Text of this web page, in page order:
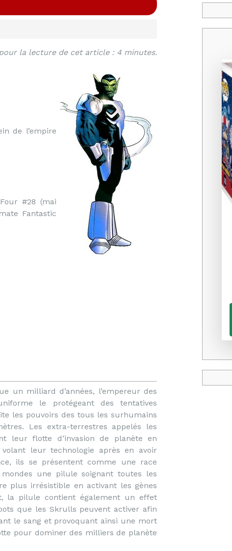
la lecture de cet article : 4 minutes.
de l’empire
#28 (mai
Fantastic
un milliard d’années, l’empereur des
le protégeant des tentatives
les pouvoirs des tous les surhumains
Les extra-terrestres appelés les
leur flotte d’invasion de planète en
leur technologie après en avoir
ils se présentent comme une race
une pilule soignant toutes les
plus irrésistible en activant les gènes
la pilule contient également un effet
que les Skrulls peuvent activer afin
le sang et provoquant ainsi une mort
pour dominer des milliers de planète